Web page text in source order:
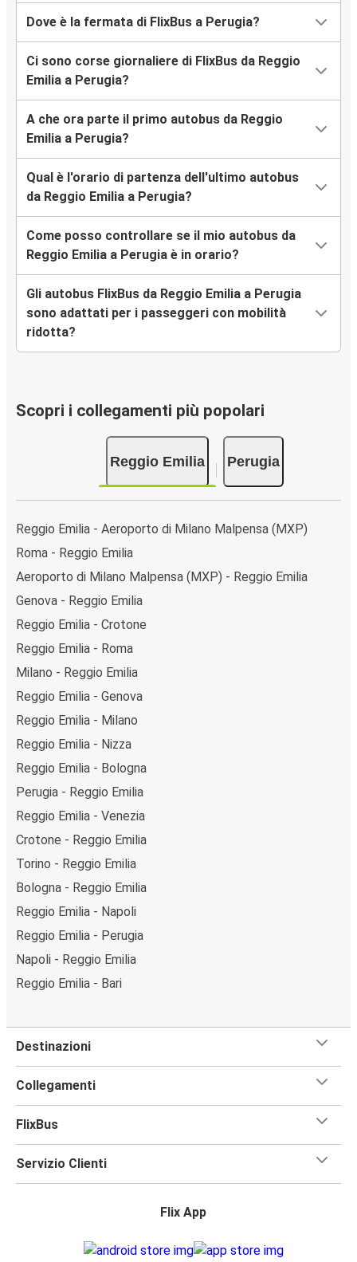
Dove è la fermata di FlixBus a Perugia?
Ci sono corse giornaliere di FlixBus da Reggio
Emilia a Perugia?
A che ora parte il primo autobus da Reggio
Emilia a Perugia?
Qual è l'orario di partenza dell'ultimo autobus
da Reggio Emilia a Perugia?
Come posso controllare se il mio autobus da
Reggio Emilia a Perugia è in orario?
Gli autobus FlixBus da Reggio Emilia a Perugia
sono adattati per i passeggeri con mobilità
ridotta?
Scopri i collegamenti più popolari
Reggio Emilia Perugia
Reggio Emilia - Aeroporto di Milano Malpensa (MXP)
Roma - Reggio Emilia
Aeroporto di Milano Malpensa (MXP) - Reggio Emilia
Genova - Reggio Emilia
Reggio Emilia - Crotone
Reggio Emilia - Roma
Milano - Reggio Emilia
Reggio Emilia - Genova
Reggio Emilia - Milano
Reggio Emilia - Nizza
Reggio Emilia - Bologna
Perugia - Reggio Emilia
Reggio Emilia - Venezia
Crotone - Reggio Emilia
Torino - Reggio Emilia
Bologna - Reggio Emilia
Reggio Emilia - Napoli
Reggio Emilia - Perugia
Napoli - Reggio Emilia
Reggio Emilia - Bari
Destinazioni
Collegamenti
FlixBus
Servizio Clienti
Flix App